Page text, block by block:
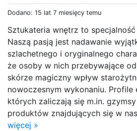
Dodano: 15 lat 7 miesięcy temu
Sztukateria wnętrz to
Naszą pasją jest nadawanie
szlachetnego i oryginalnego
że osoby w nich przebywające
skórze magiczny wpływ
nowoczesnym wykonaniu. Profile
których zaliczają się m.in.
produktów znajdujących się w
więcej »